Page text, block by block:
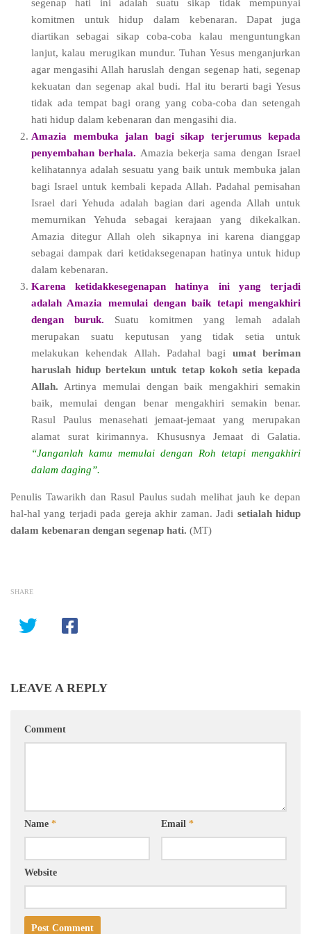
segenap hati ini adalah suatu sikap tidak mempunyai
komitmen untuk hidup dalam kebenaran. Dapat juga
diartikan sebagai sikap coba-coba kalau menguntungkan
lanjut, kalau merugikan mundur. Tuhan Yesus menganjurkan
agar mengasihi Allah haruslah dengan segenap hati, segenap
kekuatan dan segenap akal budi. Hal itu berarti bagi Yesus
tidak ada tempat bagi orang yang coba-coba dan setengah
hati hidup dalam kebenaran dan mengasihi dia.
Amazia membuka jalan bagi sikap terjerumus kepada
penyembahan berhala. Amazia bekerja sama dengan Israel
kelihatannya adalah sesuatu yang baik untuk membuka jalan
bagi Israel untuk kembali kepada Allah. Padahal pemisahan
Israel dari Yehuda adalah bagian dari agenda Allah untuk
memurnikan Yehuda sebagai kerajaan yang dikekalkan.
Amazia ditegur Allah oleh sikapnya ini karena dianggap
sebagai dampak dari ketidaksegenapan hatinya untuk hidup
dalam kebenaran.
Karena ketidakkesegenapan hatinya ini yang terjadi
adalah Amazia memulai dengan baik tetapi mengakhiri
dengan buruk. Suatu komitmen yang lemah adalah
merupakan suatu keputusan yang tidak setia untuk
melakukan kehendak Allah. Padahal bagi umat beriman
haruslah hidup bertekun untuk tetap kokoh setia kepada
Allah. Artinya memulai dengan baik mengakhiri semakin
baik, memulai dengan benar mengakhiri semakin benar.
Rasul Paulus menasehati jemaat-jemaat yang merupakan
alamat surat kirimannya. Khususnya Jemaat di Galatia.
“Janganlah kamu memulai dengan Roh tetapi mengakhiri
dalam daging”.
Penulis Tawarikh dan Rasul Paulus sudah melihat jauh ke depan
hal-hal yang terjadi pada gereja akhir zaman. Jadi setialah hidup
dalam kebenaran dengan segenap hati. (MT)
SHARE
LEAVE A REPLY
Comment
Name * Email *
Website